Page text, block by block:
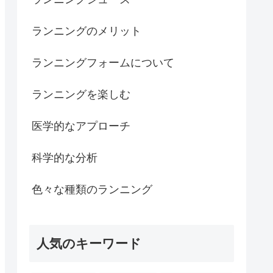
ランニングのメリット
ランニングフォームについて
ランニングを楽しむ
医学的なアプローチ
科学的な分析
色々な種類のランニング
人気のキーワード